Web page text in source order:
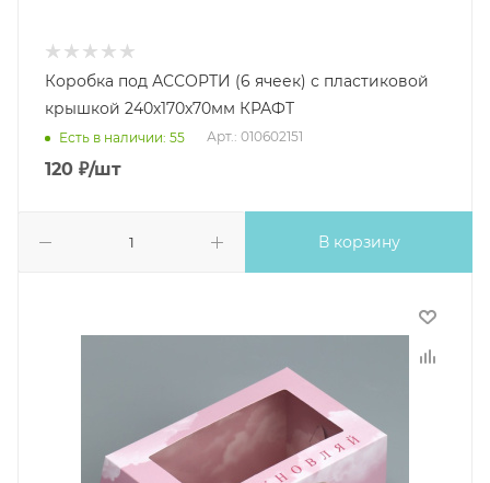
Коробка под АССОРТИ (6 ячеек) с пластиковой
крышкой 240х170х70мм КРАФТ
Есть в наличии: 55 Арт.: 010602151
120 ₽/шт
В корзину